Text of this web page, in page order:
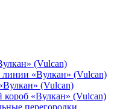
(Vulcan)
линии «Вулкан» (Vulcan)
(Vulcan)
«Вулкан» (Vulcan)
перегородки